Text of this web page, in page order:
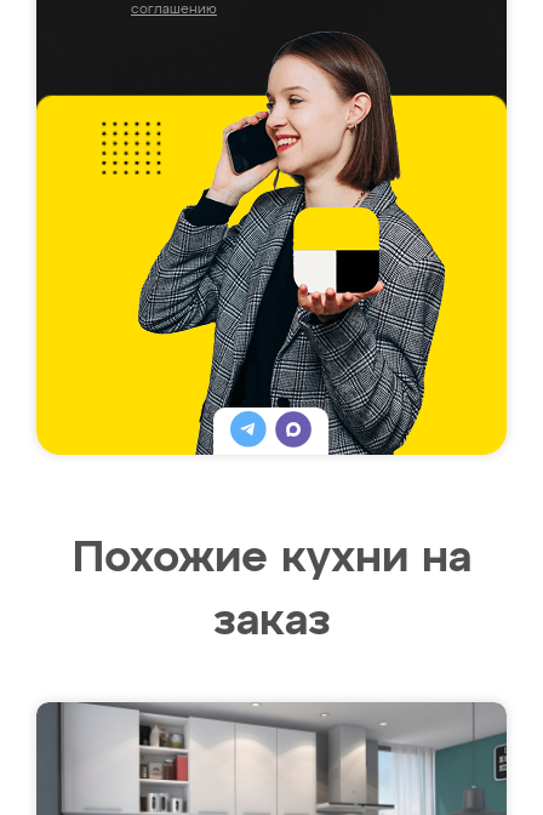
соглашению
Похожие кухни на
заказ